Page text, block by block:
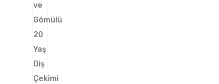
ve
Gömülü
20
Yaş
Diş
Çekimi